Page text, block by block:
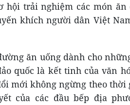
hội trải nghiệm các món
khích người dân Việt
ăn uống dành cho
quốc là kết tinh của văn
mới không ngừng theo
của các đầu bếp địa